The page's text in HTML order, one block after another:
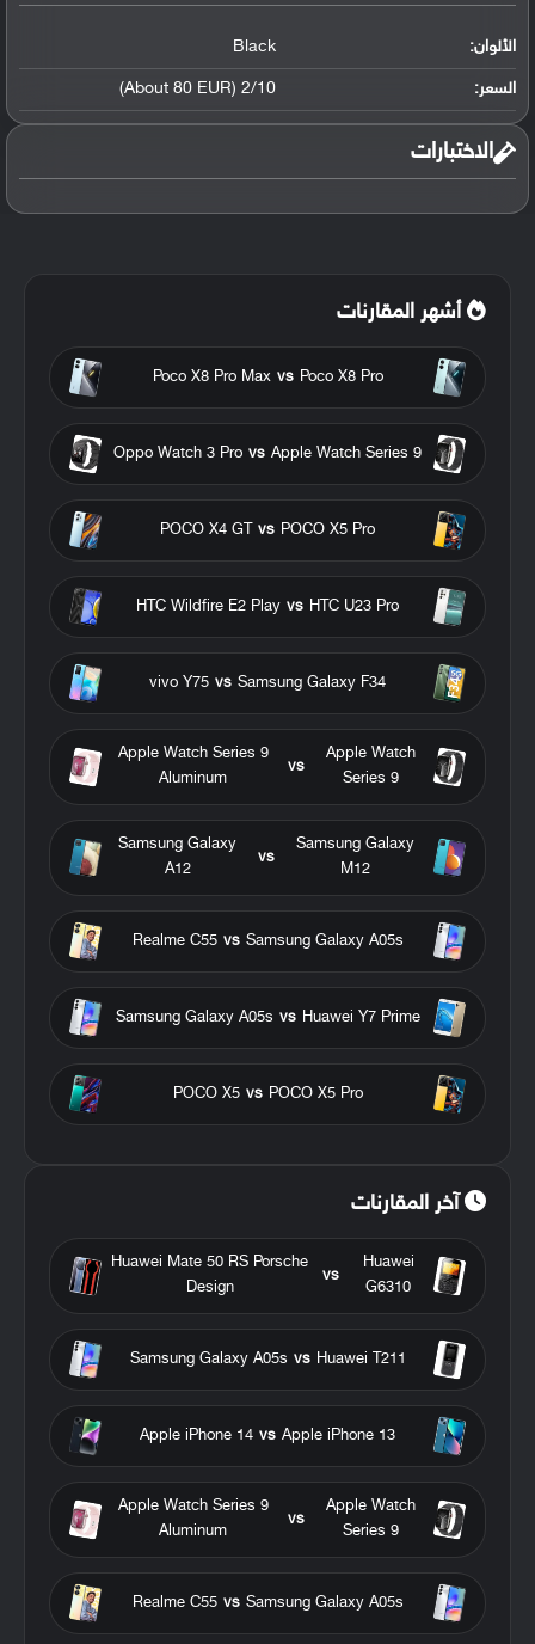
الألوان: Black
السعر: 2/10 (About 80 EUR)
الاختبارات
أشهر المقارنات
Poco X8 Pro
vs
Poco X8 Pro Max
Apple Watch Series 9
vs
Oppo Watch 3 Pro
POCO X5 Pro
vs
POCO X4 GT
HTC U23 Pro
vs
HTC Wildfire E2 Play
Samsung Galaxy F34
vs
vivo Y75
Apple Watch
Series 9
vs
Apple Watch Series 9
Aluminum
Samsung Galaxy
M12
vs
Samsung Galaxy
A12
Samsung Galaxy A05s
vs
Realme C55
Huawei Y7 Prime
vs
Samsung Galaxy A05s
POCO X5 Pro
vs
POCO X5
آخر المقارنات
Huawei
G6310
vs
Huawei Mate 50 RS Porsche
Design
Huawei T211
vs
Samsung Galaxy A05s
Apple iPhone 13
vs
Apple iPhone 14
Apple Watch
Series 9
vs
Apple Watch Series 9
Aluminum
Samsung Galaxy A05s
vs
Realme C55